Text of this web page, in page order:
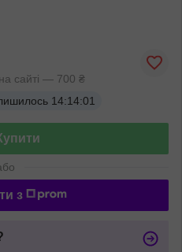
сайті — 700 ₴
14:14:01
з